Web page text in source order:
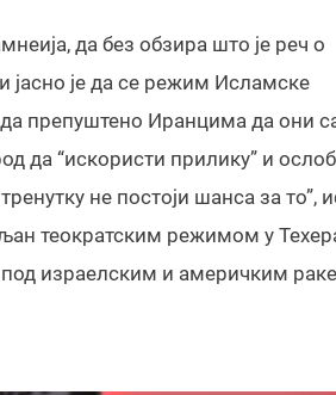
да без обзира што је реч о
је да се режим Исламске
препуштено Иранцима да они
да “искористи прилику” и
не постоји шанса за то”,
теократским режимом у
израелским и америчким